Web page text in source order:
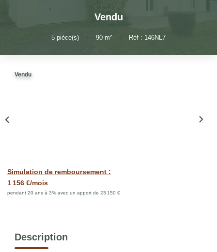
PARRAINER UN PROCHE
Vendu
5 pièce(s) • 90 m² • Réf : 146NL7
Vendu
Simulation de remboursement :
1 156 €/mois
pendant 20 ans à 3% avec un apport de 23 150 €
Description